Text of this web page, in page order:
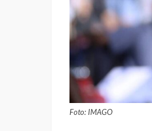
Foto: IMAGO